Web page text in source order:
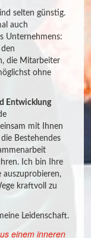
selten günstig.
auch
Unternehmens:
die Mitarbeiter
ohne
Entwicklung
mit Ihnen
Bestehendes
Ich bin Ihre
auszuprobieren,
kraftvoll zu
Leidenschaft.
einem inneren